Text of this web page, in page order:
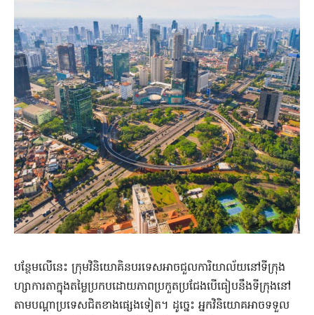
បន្ថែមលើនេះ ក្រុមវិនិយោគិនបរទេសអាចជួលការិយាល័យនៅទីក្រុង
ហ្សាការតាក្នុងតម្លៃប្រកបដោយភាពប្រកួតប្រជែងបើធៀបនឹងទីក្រុងនៅ
តាមបណ្តាប្រទេសជិតខាងផ្សេងទៀត។ ដូច្នេះ អ្នកវិនិយោគអាចទទួល